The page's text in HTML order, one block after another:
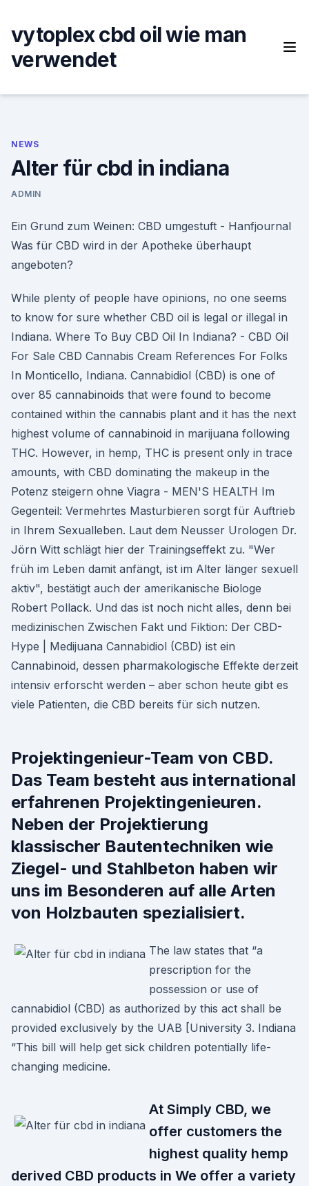
content
vytoplex cbd oil wie man
verwendet
NEWS
Alter für cbd in indiana
ADMIN
Ein Grund zum Weinen: CBD umgestuft - Hanfjournal
Was für CBD wird in der Apotheke überhaupt
angeboten?
While plenty of people have opinions, no one seems
to know for sure whether CBD oil is legal or illegal in
Indiana. Where To Buy CBD Oil In Indiana? - CBD Oil
For Sale CBD Cannabis Cream References For Folks
In Monticello, Indiana. Cannabidiol (CBD) is one of
over 85 cannabinoids that were found to become
contained within the cannabis plant and it has the next
highest volume of cannabinoid in marijuana following
THC. However, in hemp, THC is present only in trace
amounts, with CBD dominating the makeup in the
Potenz steigern ohne Viagra - MEN'S HEALTH Im
Gegenteil: Vermehrtes Masturbieren sorgt für Auftrieb
in Ihrem Sexualleben. Laut dem Neusser Urologen Dr.
Jörn Witt schlägt hier der Trainingseffekt zu. "Wer
früh im Leben damit anfängt, ist im Alter länger sexuell
aktiv", bestätigt auch der amerikanische Biologe
Robert Pollack. Und das ist noch nicht alles, denn bei
medizinischen Zwischen Fakt und Fiktion: Der CBD-
Hype | Medijuana Cannabidiol (CBD) ist ein
Cannabinoid, dessen pharmakologische Effekte derzeit
intensiv erforscht werden – aber schon heute gibt es
viele Patienten, die CBD bereits für sich nutzen.
Projektingenieur-Team von CBD.
Das Team besteht aus international
erfahrenen Projektingenieuren.
Neben der Projektierung
klassischer Bautentechniken wie
Ziegel- und Stahlbeton haben wir
uns im Besonderen auf alle Arten
von Holzbauten spezialisiert.
The law states that “a
prescription for the
possession or use of
cannabidiol (CBD) as authorized by this act shall be
provided exclusively by the UAB [University 3. Indiana
“This bill will help get sick children potentially life-
changing medicine.
At Simply CBD, we
offer customers the
highest quality hemp
derived CBD products in We offer a variety